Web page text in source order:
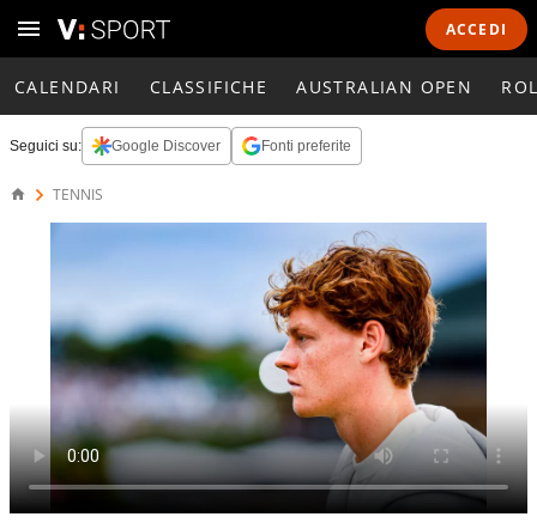
ACCEDI
CALENDARI CLASSIFICHE AUSTRALIAN OPEN
Seguici su: Google Discover Fonti preferite
TENNIS